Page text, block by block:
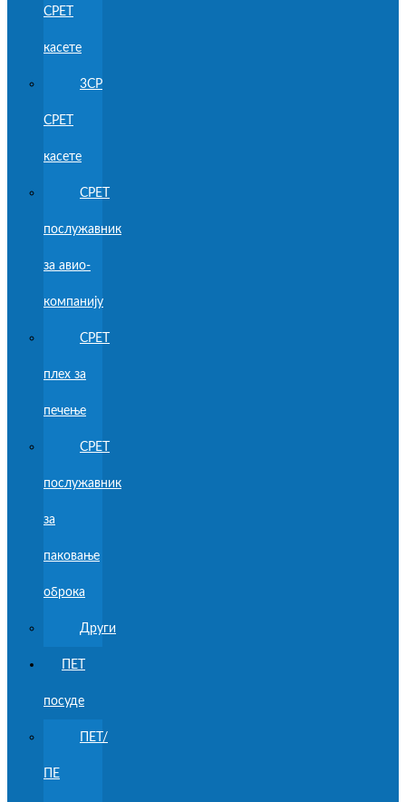
CPET
касете
3CP
CPET
касете
CPET
послужавник
за авио-
компанију
CPET
плех за
печење
CPET
послужавник
за
паковање
оброка
Други
ПЕТ
посуде
ПЕТ/
ПЕ